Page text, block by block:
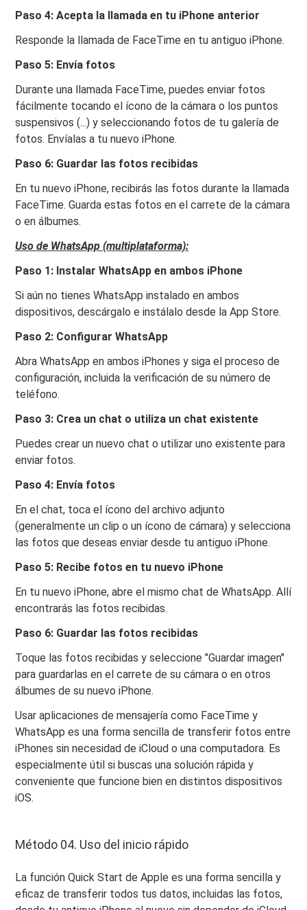
Paso 4: Acepta la llamada en tu iPhone anterior
Responde la llamada de FaceTime en tu antiguo iPhone.
Paso 5: Envía fotos
Durante una llamada FaceTime, puedes enviar fotos
fácilmente tocando el ícono de la cámara o los puntos
suspensivos (...) y seleccionando fotos de tu galería de
fotos. Envíalas a tu nuevo iPhone.
Paso 6: Guardar las fotos recibidas
En tu nuevo iPhone, recibirás las fotos durante la llamada
FaceTime. Guarda estas fotos en el carrete de la cámara
o en álbumes.
Uso de WhatsApp (multiplataforma):
Paso 1: Instalar WhatsApp en ambos iPhone
Si aún no tienes WhatsApp instalado en ambos
dispositivos, descárgalo e instálalo desde la App Store.
Paso 2: Configurar WhatsApp
Abra WhatsApp en ambos iPhones y siga el proceso de
configuración, incluida la verificación de su número de
teléfono.
Paso 3: Crea un chat o utiliza un chat existente
Puedes crear un nuevo chat o utilizar uno existente para
enviar fotos.
Paso 4: Envía fotos
En el chat, toca el ícono del archivo adjunto
(generalmente un clip o un ícono de cámara) y selecciona
las fotos que deseas enviar desde tu antiguo iPhone.
Paso 5: Recibe fotos en tu nuevo iPhone
En tu nuevo iPhone, abre el mismo chat de WhatsApp. Allí
encontrarás las fotos recibidas.
Paso 6: Guardar las fotos recibidas
Toque las fotos recibidas y seleccione "Guardar imagen"
para guardarlas en el carrete de su cámara o en otros
álbumes de su nuevo iPhone.
Usar aplicaciones de mensajería como FaceTime y
WhatsApp es una forma sencilla de transferir fotos entre
iPhones sin necesidad de iCloud o una computadora. Es
especialmente útil si buscas una solución rápida y
conveniente que funcione bien en distintos dispositivos
iOS.
Método 04. Uso del inicio rápido
La función Quick Start de Apple es una forma sencilla y
eficaz de transferir todos tus datos, incluidas las fotos,